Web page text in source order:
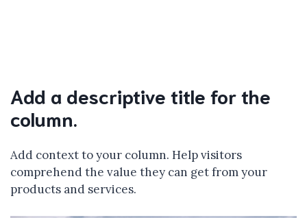
Add a descriptive title for the
column.
Add context to your column. Help visitors
comprehend the value they can get from your
products and services.